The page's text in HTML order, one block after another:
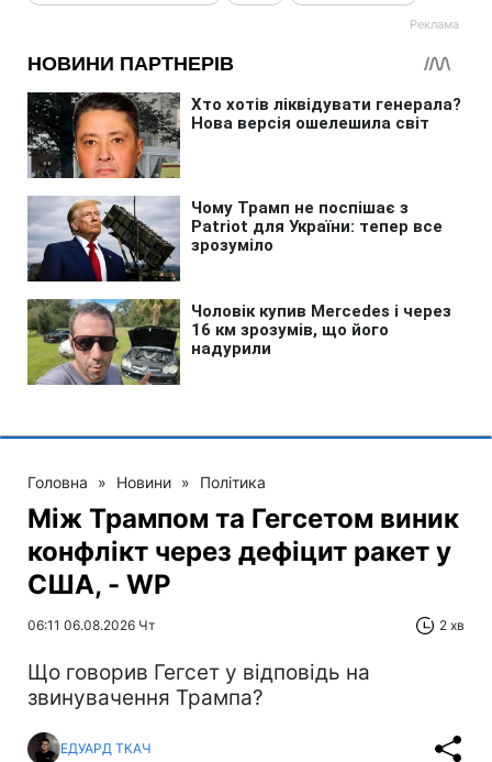
Головна » Новини » Політика
Між Трампом та Гегсетом виник
конфлікт через дефіцит ракет у
США, - WP
06:11 06.08.2026 Чт 2 хв
Що говорив Гегсет у відповідь на
звинувачення Трампа?
ЕДУАРД ТКАЧ